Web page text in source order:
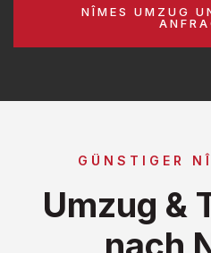
NÎMES UMZUG
GÜNSTIGER
Umzug &
nach